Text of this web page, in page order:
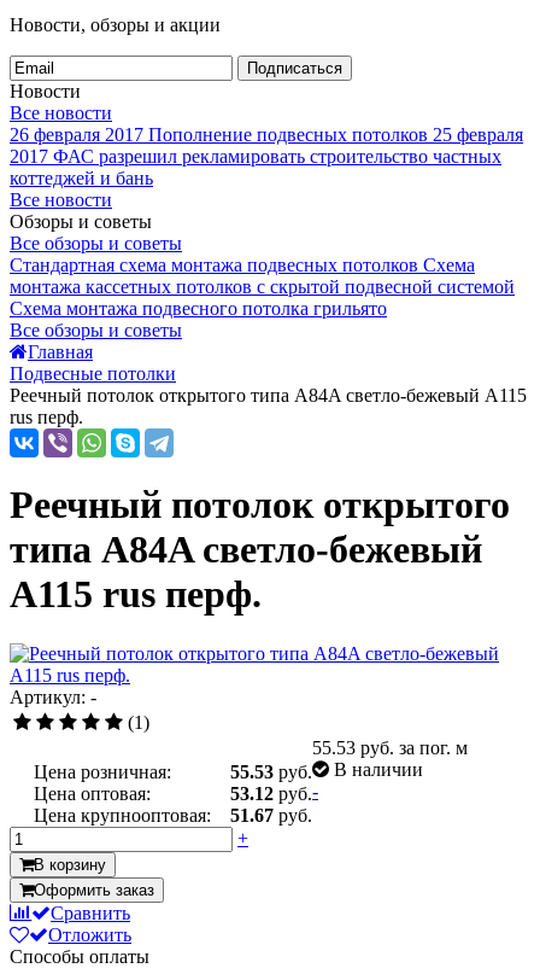
Новости, обзоры и акции
Подписаться
Новости
Все новости
26 февраля 2017 Пополнение подвесных потолков 25 февраля
2017 ФАС разрешил рекламировать строительство частных
коттеджей и бань
Все новости
Обзоры и советы
Все обзоры и советы
Стандартная схема монтажа подвесных потолков Схема
монтажа кассетных потолков с скрытой подвесной системой
Схема монтажа подвесного потолка грильято
Все обзоры и советы
Главная
Подвесные потолки
Реечный потолок открытого типа A84A светло-бежевый А115
rus перф.
Реечный потолок открытого
типа A84A светло-бежевый
А115 rus перф.
Артикул: -
(1)
Цена розничная: 55.53 руб.
Цена оптовая:
53.12 руб.
Цена крупнооптовая:
51.67 руб.
55.53 руб. за пог. м
В наличии
-
+
В корзину
Оформить заказ
Сравнить
Отложить
Способы оплаты